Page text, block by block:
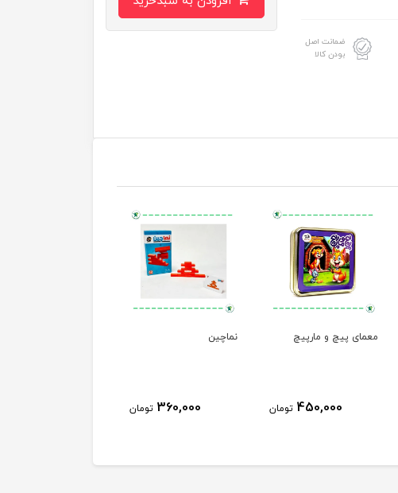
ضمانت اصل
بودن کالا
معمای پیچ و مارپیچ
450,000 تومان
نماچین
360,000 تومان